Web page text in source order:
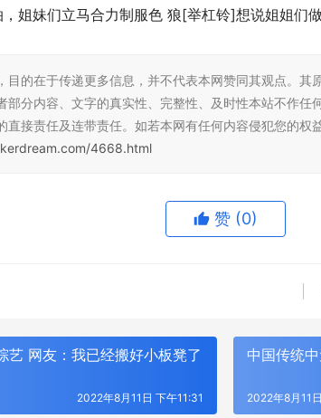
姐妹们立马合力制服色 狼[举杠铃]想说姐姐们
目的在于传递更多信息，并不代表本网赞同其观点。其
部分内容、文字的真实性、完整性、及时性本站不作任
直接责任及连带责任。如若本网有任何内容侵犯您的
4668.html
赞 (0)
艺 网友：我已经搬好小板凳了
2022年8月11日 下午11:31
中国传统
2022年8月11
时代强势助
乒超联赛雄安站！！